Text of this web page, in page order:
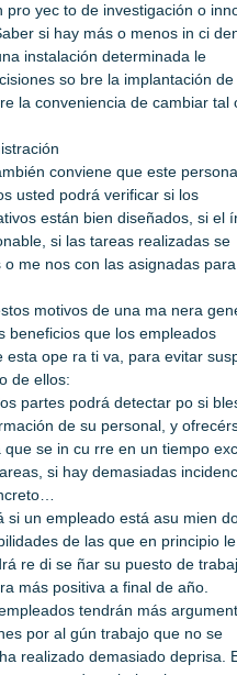
pro yec to de investigación o
si hay más o menos in ci
instalación determinada le
so bre la implantación
la conveniencia de cambiar tal
conviene que este
usted podrá verificar si los
están bien diseñados, si el
si las tareas realizadas se
me nos con las asignadas
motivos de una ma nera
beneficios que los empleados
esta ope ra ti va, para evitar
de ellos:
partes podrá detectar po si
de su personal, y
que se in cu rre en un tiempo
si hay demasiadas
si un empleado está asu mien
de las que en principio le
re di se ñar su puesto de
más positiva a final de año.
tendrán más
por al gún trabajo que no se
realizado demasiado deprisa.